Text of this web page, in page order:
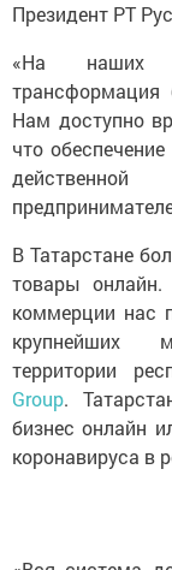
Президент РТ
«На наших
трансформация
Нам доступно
что
В Татарстане
товары онлайн.
коммерции нас
крупнейших
территории
Group.
бизнес онлайн
коронавируса в